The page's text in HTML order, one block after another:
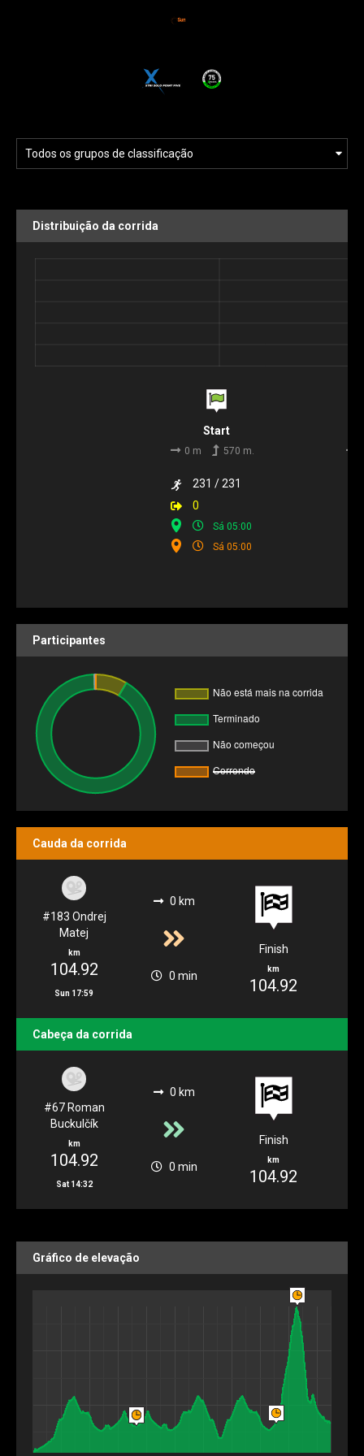
Distribuição da corrida
Start
0 m 570 m.
231 / 231
0
Sá 05:00
Sá 05:00
Participantes
Cauda da corrida
#183 Ondrej
Matej
km
104.92
Sun 17:59
0 km
0 min
Finish
km
104.92
Cabeça da corrida
#67 Roman
Buckulčík
km
104.92
Sat 14:32
0 km
0 min
Finish
km
104.92
Gráfico de elevação